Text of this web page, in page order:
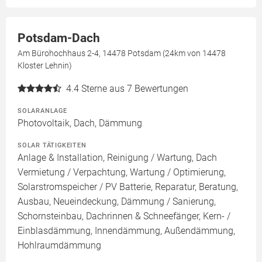
Potsdam-Dach
Am Bürohochhaus 2-4, 14478 Potsdam (24km von 14478
Kloster Lehnin)
4.4 Sterne aus 7 Bewertungen
SOLARANLAGE
Photovoltaik, Dach, Dämmung
SOLAR TÄTIGKEITEN
Anlage & Installation, Reinigung / Wartung, Dach
Vermietung / Verpachtung, Wartung / Optimierung,
Solarstromspeicher / PV Batterie, Reparatur, Beratung,
Ausbau, Neueindeckung, Dämmung / Sanierung,
Schornsteinbau, Dachrinnen & Schneefänger, Kern- /
Einblasdämmung, Innendämmung, Außendämmung,
Hohlraumdämmung